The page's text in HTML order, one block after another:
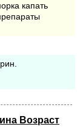
капать
Возраст